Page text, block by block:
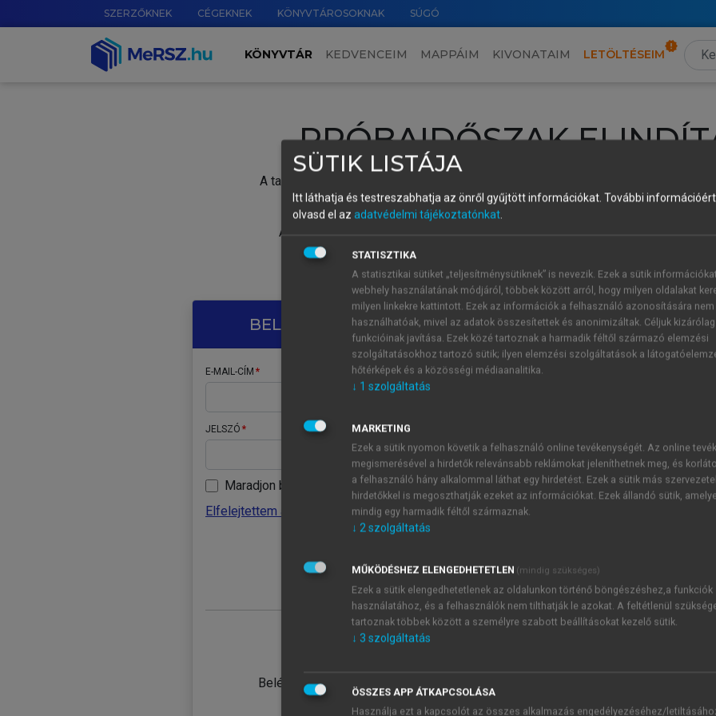
SZERZŐKNEK CÉGEKNEK KÖNYVTÁROSOKNAK SÚGÓ
KÖNYVTÁR KEDVENCEIM MAPPÁIM KIVONATAIM LETÖLTÉSEIM
PRÓBAIDŐSZAK
A tartalom megtekintéséhez lépj be a saját fiókoddal, iskolai azonosítóddal vagy
Új felhasználóként1 óra díjmentes hozzáférésrevagy
A próbaidőszak elindításához,
vagy hozz
A regisztráció után a
BELÉPÉS SAJÁT FIÓKKAL
E-MAIL-CÍM
JELSZÓ
Maradjon belépve
Elfelejtettem a jelszavamat
Belépés intézményi azonosítóval
ÚJ FIÓK
1 óra
JELSZÓ
Kérek értesítést a MeRSZ
Kérek értesítést az
SÜTIK LISTÁJA
Itt láthatja és testreszabhatja az önről gyűjtött információkat. További
olvasd el az adatvédelmi tájékoztatónkat.
STATISZTIKA
A statisztikai sütiket „teljesítménysütiknek” is nevezik. Ezek a sütik
webhely használatának módjáról, többek között arról, hogy milyen oldalakat
milyen linkekre kattintott. Ezek az információk a felhasználó azonosítására nem
használhatóak, mivel az adatok összesítettek és anonimizáltak. Céljuk
funkcióinak javítása. Ezek közé tartoznak a harmadik féltől származó elemzési
szolgáltatásokhoz tartozó sütik; ilyen elemzési szolgáltatások a
hőtérképek és a közösségi médiaanalitika.
↓ 1 szolgáltatás
MARKETING
Ezek a sütik nyomon követik a felhasználó online tevékenységét. Az online
megismerésével a hirdetők relevánsabb reklámokat jeleníthetnek meg, és
a felhasználó hány alkalommal láthat egy hirdetést. Ezek a sütik más
hirdetőkkel is megoszthatják ezeket az információkat. Ezek állandó sütik,
mindig egy harmadik féltől származnak.
↓ 2szolgáltatás
MŰKÖDÉSHEZ ELENGEDHETETLEN (mindig szükséges)
Ezek a sütik elengedhetetlenek az oldalunkon történő böngészéshez,a funkciók
használatához, és a felhasználók nem tilthatják le azokat. A feltétlenül
tartoznak többek között a személyre szabott beállításokat kezelő sütik.
↓ 3 szolgáltatás
ÖSSZES APP ÁTKAPCSOLÁSA
Használja ezt a kapcsolót az összes alkalmazás engedélyezéséhez/